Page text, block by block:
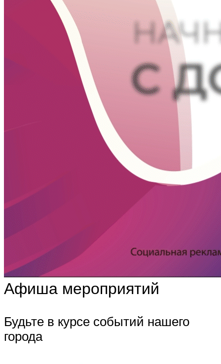
Афиша мероприятий
Будьте в курсе событий нашего
города